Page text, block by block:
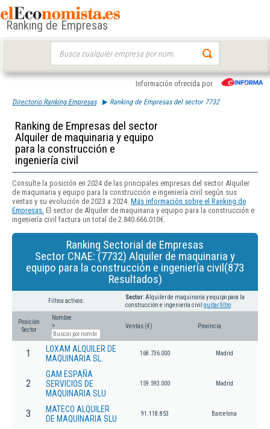
Ranking de Empresas
Información ofrecida por
Directorio Ranking Empresas Ranking de Empresas del sector 7732
Ranking de Empresas del sector
Alquiler de maquinaria y equipo
para la construcción e
ingeniería civil
Consulte la posición en 2024 de las principales empresas del sector Alquiler
de maquinaria y equipo para la construcción e ingeniería civil según sus
ventas y su evolución de 2023 a 2024. Más información sobre el Ranking de
Empresas. El sector de Alquiler de maquinaria y equipo para la construcción e
ingeniería civil factura un total de 2.840.666.010€.
Ranking Sectorial de Empresas
Sector CNAE: (7732) Alquiler de maquinaria y
equipo para la construcción e ingeniería civil(873
Resultados)
Filtros activos:
Sector: Alquiler de maquinaria y equipo para la
construcción e ingeniería civil quitar filtro
Posición
Sector
Nombre
>
Ventas (€) Provincia
1
LOXAM ALQUILER DE
MAQUINARIA SL.
168.736.000 Madrid
2
GAM ESPAÑA
SERVICIOS DE
MAQUINARIA SLU
159.593.000 Madrid
3
MATECO ALQUILER
DE MAQUINARIA SLU
91.118.853 Barcelona